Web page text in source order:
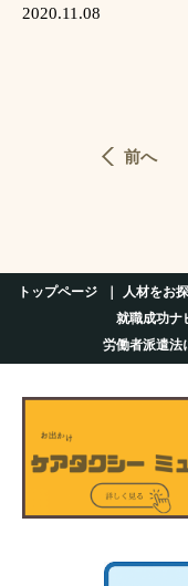
2020.11.08
前へ
トップページ 人材をお
就職成功ナ
労働者派遣法